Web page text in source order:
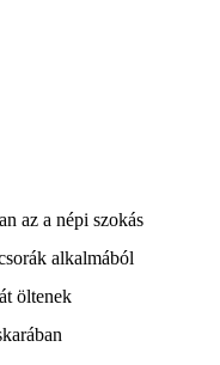
az a népi szokás
alkalmából
öltenek